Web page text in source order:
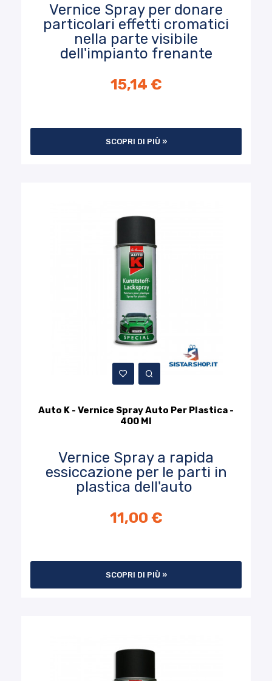
Vernice Spray per donare
particolari effetti cromatici
nella parte visibile
dell'impianto frenante
15,14 €
SCOPRI DI PIÙ »
Auto K - Vernice Spray Auto Per Plastica -
400 Ml
Vernice Spray a rapida
essiccazione per le parti in
plastica dell'auto
11,00 €
SCOPRI DI PIÙ »